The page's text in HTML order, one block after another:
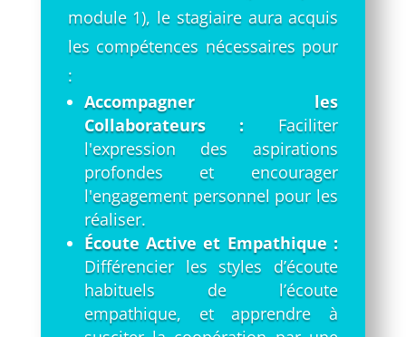
module 1), le stagiaire aura acquis
les compétences nécessaires pour
:
Accompagner les
Collaborateurs : Faciliter
l'expression des aspirations
profondes et encourager
l'engagement personnel pour les
réaliser.
Écoute Active et Empathique :
Différencier les styles d’écoute
habituels de l’écoute
empathique, et apprendre à